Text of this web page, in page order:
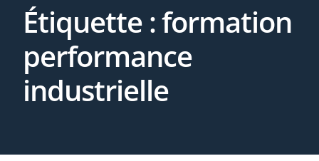
Étiquette :formation
performance
industrielle
Performance électronique
Stratégies industrielles